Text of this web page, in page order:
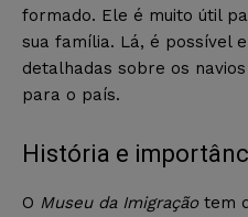
formado. Ele é muito útil
sua família. Lá, é possível
detalhadas sobre os
para o país.
História e
O Museu da Imigração tem